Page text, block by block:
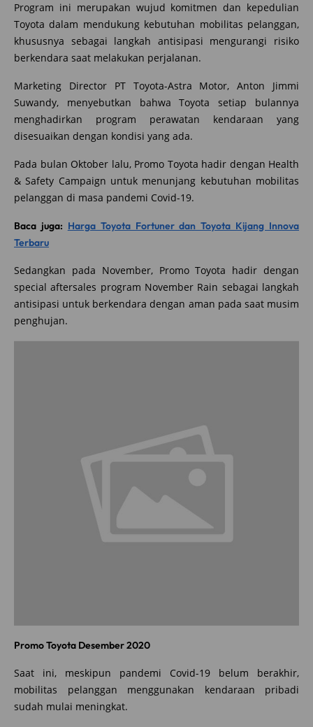
Program ini merupakan wujud komitmen dan kepedulian
Toyota dalam mendukung kebutuhan mobilitas pelanggan,
khususnya sebagai langkah antisipasi mengurangi risiko
berkendara saat melakukan perjalanan.
Marketing Director PT Toyota-Astra Motor, Anton Jimmi
Suwandy, menyebutkan bahwa Toyota setiap bulannya
menghadirkan program perawatan kendaraan yang
disesuaikan dengan kondisi yang ada.
Pada bulan Oktober lalu, Promo Toyota hadir dengan Health
& Safety Campaign untuk menunjang kebutuhan mobilitas
pelanggan di masa pandemi Covid-19.
Baca juga: Harga Toyota Fortuner dan Toyota Kijang Innova
Terbaru
Sedangkan pada November, Promo Toyota hadir dengan
special aftersales program November Rain sebagai langkah
antisipasi untuk berkendara dengan aman pada saat musim
penghujan.
Promo Toyota Desember 2020
Saat ini, meskipun pandemi Covid-19 belum berakhir,
mobilitas pelanggan menggunakan kendaraan pribadi
sudah mulai meningkat.